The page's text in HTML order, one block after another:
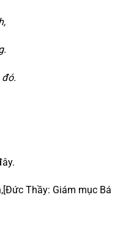
Thầy: Giám mục Bá